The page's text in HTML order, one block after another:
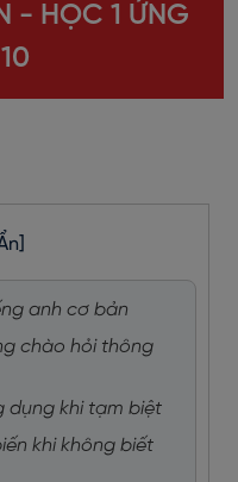
- HỌC 1 ỨNG
anh cơ bản
chào hỏi thông
dụng khi tạm biệt
khi không biết